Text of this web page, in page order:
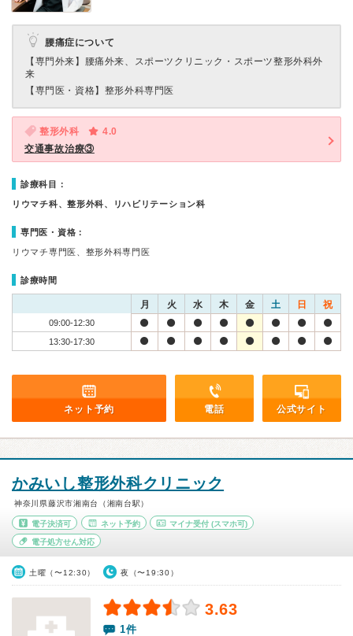
腰痛症について
【専門外来】
腰痛外来、スポーツクリニック・スポーツ整形外科外
来
【専門医・資格】 整形外科専門医
整形外科
4.0
交通事故治療③
診療科目：
リウマチ科、整形外科、リハビリテーション科
専門医・資格：
リウマチ専門医、整形外科専門医
診療時間
月 火 水 木 金 土 日 祝
09:00-12:30
13:30-17:30
ネット予約 電話 公式サイト
かみいし整形外科クリニック
神奈川県藤沢市湘南台（湘南台駅）
電子決済可 ネット予約 マイナ受付 (スマホ可)
電子処方せん対応
土曜（〜12:30） 夜（〜19:30）
3.63
1件